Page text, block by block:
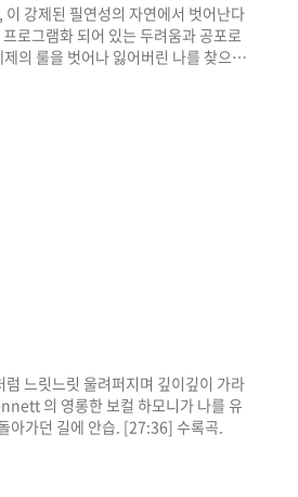
강제된 필연성의 자연에서 벗어난다
로그램화 되어 있는 두려움과 공포로
의 룰을 벗어나 잃어버린 나를 찾으려
한 운명을 받아들이기 싫은 것은 비단
느릿느릿 울려퍼지며 깊이깊이 가라
의 영롱한 보컬 하모니가 나를 유
가던 길에 안습. [27:36] 수록곡.